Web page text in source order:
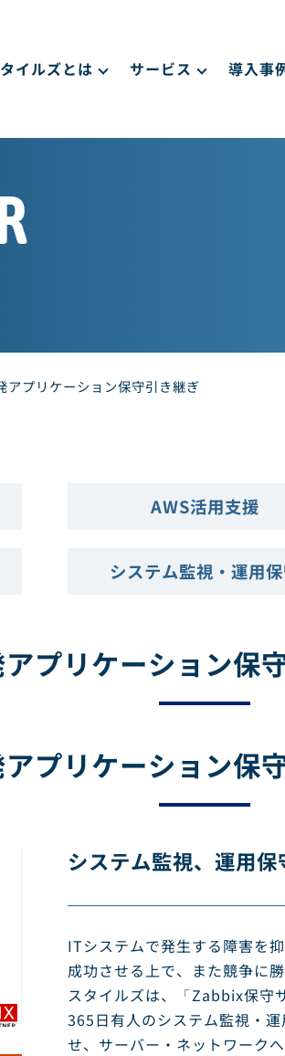
イルズとは サービス 導入事
アプリケーション保守引き継ぎ
AWS活用支援
システム監視・運用
プリケーション保
プリケーション保
システム監視、運用
ITシステムで発生する障害を
成功させる上で、また競争に
スタイルズは、「Zabbix保守
365日有人のシステム監視・
せ、サーバー・ネットワーク